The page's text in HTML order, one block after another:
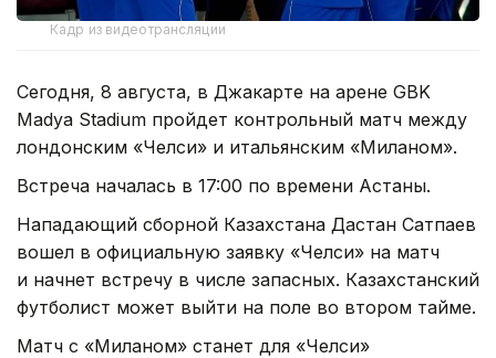
Кадр из видеотрансляции
Сегодня, 8 августа, в Джакарте на арене GBK
Madya Stadium пройдет контрольный матч между
лондонским «Челси» и итальянским «Миланом».
Встреча началась в 17:00 по времени Астаны.
Нападающий сборной Казахстана Дастан Сатпаев
вошел в официальную заявку «Челси» на матч
и начнет встречу в числе запасных. Казахстанский
футболист может выйти на поле во втором тайме.
Матч с «Миланом» станет для «Челси»